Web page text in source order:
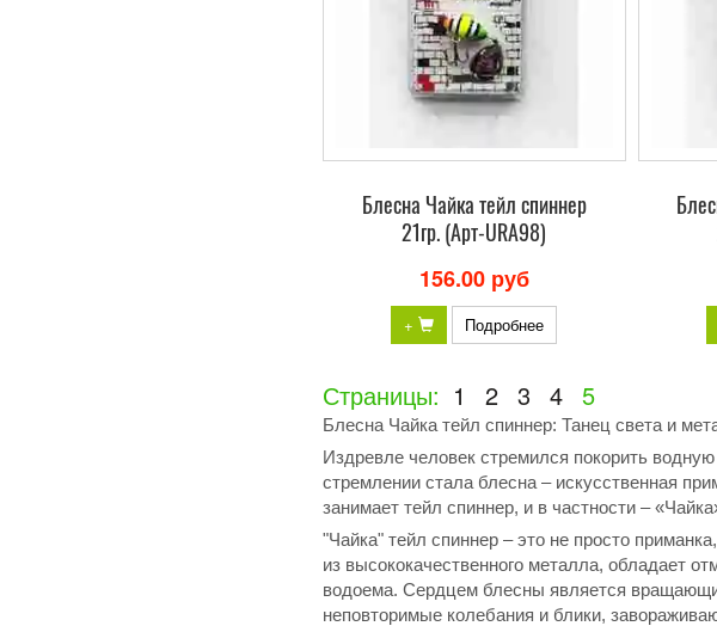
Блесна Чайка тейл спиннер
21гр. (Арт-URA98)
156.00 руб
+ Подробнее
Страницы: 1 2 3 4 5
Блесна Чайка тейл спиннер: Танец света и
Издревле человек стремился покорить
стремлении стала блесна – искусственная
занимает тейл спиннер, и в частности –
"Чайка" тейл спиннер – это не просто
из высококачественного металла, обладает
водоема. Сердцем блесны является
неповторимые колебания и блики,